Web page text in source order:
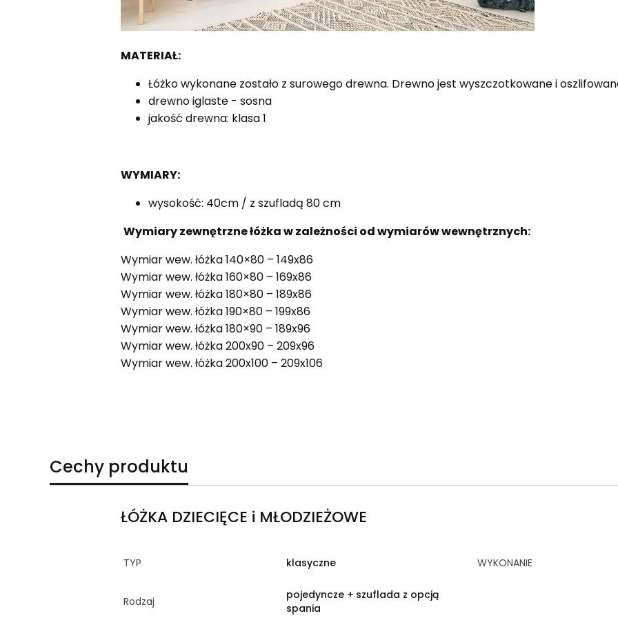
MATERIAŁ:
Łóżko wykonane zostało z surowego drewna. Drewno jest wyszczotkowane i
drewno iglaste - sosna
jakość drewna: klasa 1
WYMIARY:
wysokość: 40cm / z szufladą 80 cm
Wymiary zewnętrzne łóżka w zależności od wymiarów wewnętrznych:
Wymiar wew. łóżka 140×80 – 149x86
Wymiar wew. łóżka 160×80 – 169x86
Wymiar wew. łóżka 180×80 – 189x86
Wymiar wew. łóżka 190×80 – 199x86
Wymiar wew. łóżka 180×90 – 189x96
Wymiar wew. łóżka 200x90 – 209x96
Wymiar wew. łóżka 200x100 – 209x106
Cechy produktu
ŁÓŻKA DZIECIĘCE i MŁODZIEŻOWE
TYP klasyczne WYKONANIE
Rodzaj
pojedyncze + szuflada z opcją
spania